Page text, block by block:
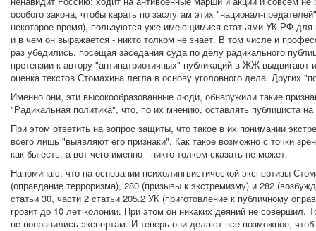
особого закона, чтобы карать по заслугам этих "национал-
некоторое время), пользуются уже имеющимися статьями УК РФ для
и в чем он выражается - никто толком не знает. В том числе и
раз убедились, посещая заседания суда по делу радикального
претензии к автору "антипатриотичных" публикаций в ЖЖ выдвигают
оценка текстов Стомахина легла в основу уголовного дела. Других
Именно они, эти высокообразованные люди, обнаружили такие
"Радикальная политика", что, по их мнению, оставлять публициста
При этом ответить на вопрос защиты, что такое в их понимании
всего лишь "выявляют его признаки". Как такое возможно с точки
как бы есть, а вот чего именно - никто толком сказать не может.
Напоминаю, что на основании психолингвистической экспертизы
(оправдание терроризма), 280 (призывы к экстремизму) и 282
статьи 30, части 2 статьи 205.2 УК (приготовление к публичному
грозит до 10 лет колонии. При этом он никаких деяний не совершил.
не понравились экспертам. И теперь они делают все возможное,